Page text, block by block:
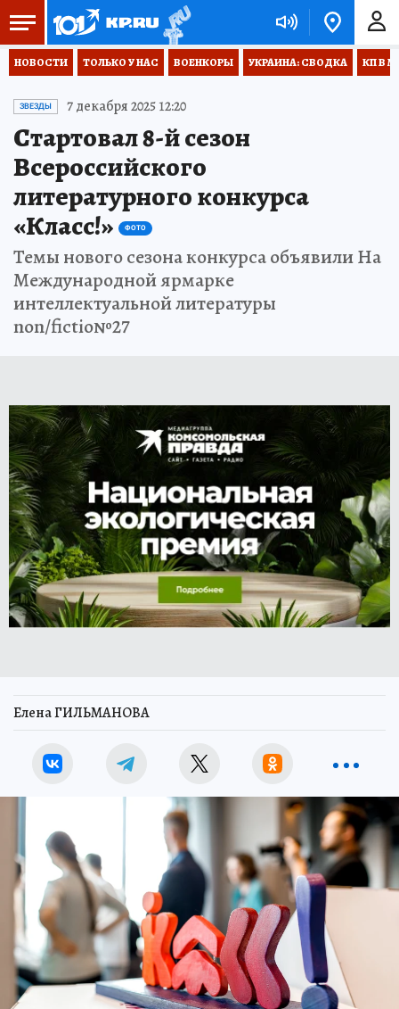
НОВОСТИ ТОЛЬКО У НАС ВОЕНКОРЫ УКРАИНА: СВОДКА КП В
ЗВЕЗДЫ 7 декабря 2025 12:20
Стартовал 8-й сезон
Всероссийского
литературного конкурса
«Класс!»
ФОТО
Темы нового сезона конкурса объявили На
Международной ярмарке
интеллектуальной литературы
non/fictio№27
Елена ГИЛЬМАНОВА